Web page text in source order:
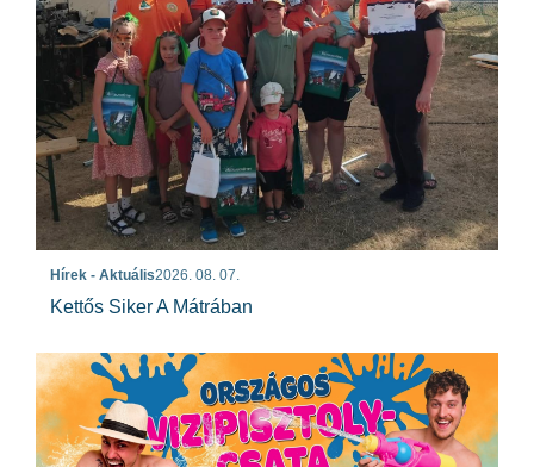
Hírek - Aktuális2026. 08. 07.
Kettős Siker A Mátrában